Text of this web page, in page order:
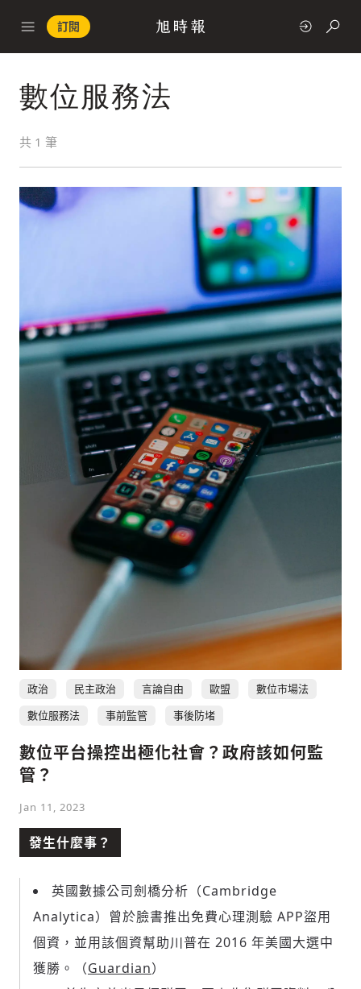
訂閱
經濟
科技
社會
人文
數位服務法
共 1 筆
政治 民主政治 言論自由 歐盟
數位市場法
數位服務法
事前監管 事後防堵
數位平台操控出極化社會？政府該如何監
管？
Jan 11, 2023
發生什麼事？
英國數據公司劍橋分析（Cambridge
Analytica）曾於臉書推出免費心理測驗 APP盜用
個資，並用該個資幫助川普在 2016 年美國大選中
獲勝。（Guardian）